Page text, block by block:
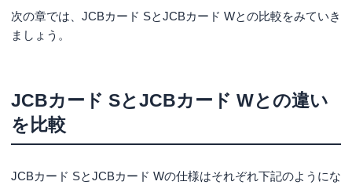
次の章では、JCBカード SとJCBカード Wとの比較をみていき
ましょう。
JCBカード SとJCBカード Wとの違い
を比較
JCBカード SとJCBカード Wの仕様はそれぞれ下記のようにな